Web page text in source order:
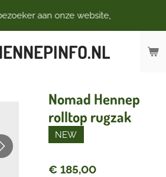
aan onze website,
Nomad Hennep
rolltop rugzak
NEW
€ 185,00